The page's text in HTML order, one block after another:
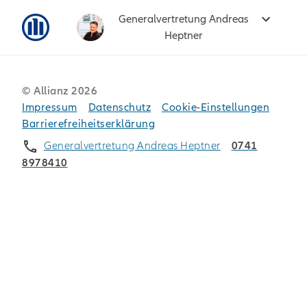
Generalvertretung Andreas
Heptner
© Allianz 2026
Impressum
Datenschutz
Cookie-Einstellungen
Barrierefreiheitserklärung
Generalvertretung Andreas Heptner
0741
8978410